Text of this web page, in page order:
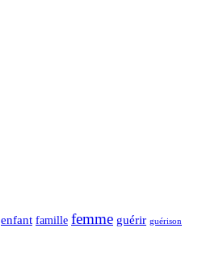
enfant famille femme guérir guérison